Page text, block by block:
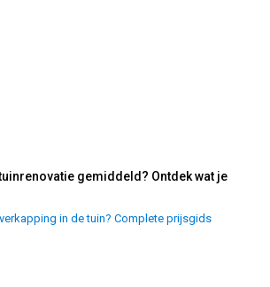
gemiddeld? Ontdek wat je